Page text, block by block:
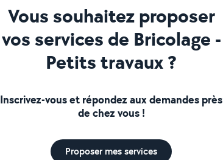
Vous souhaitez proposer
vos services de Bricolage -
Petits travaux ?
Inscrivez-vous et répondez aux demandes près
de chez vous !
Proposer mes services